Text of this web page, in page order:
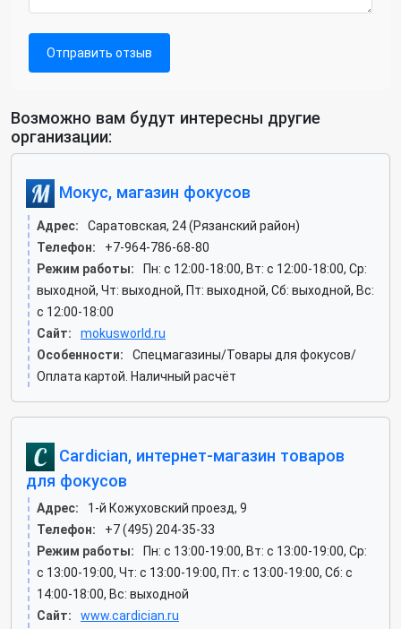
Отправить отзыв
Возможно вам будут интересны другие
организации:
Мокус, магазин фокусов
Адрес:
Саратовская, 24 (Рязанский район)
Телефон:
+7-964-786-68-80
Режим работы:
Пн: c 12:00-18:00, Вт: c 12:00-18:00, Ср:
выходной, Чт: выходной, Пт: выходной, Сб: выходной, Вс:
c 12:00-18:00
Сайт:
mokusworld.ru
Особенности:
Спецмагазины/Товары для фокусов/
Оплата картой. Наличный расчёт
Cardician, интернет-магазин товаров
для фокусов
Адрес:
1-й Кожуховский проезд, 9
Телефон:
+7 (495) 204-35-33
Режим работы:
Пн: c 13:00-19:00, Вт: c 13:00-19:00, Ср:
c 13:00-19:00, Чт: c 13:00-19:00, Пт: c 13:00-19:00, Сб: c
14:00-18:00, Вс: выходной
Сайт:
www.cardician.ru